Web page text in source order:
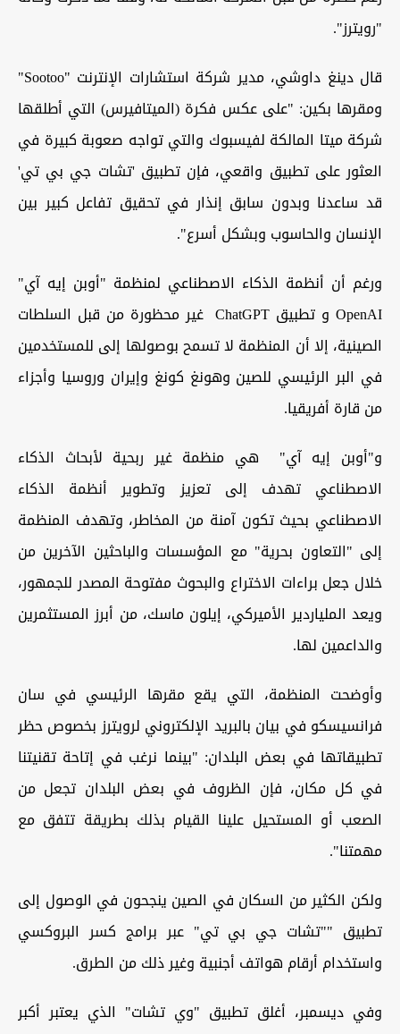
"رويترز".
قال دينغ داوشي، مدير شركة استشارات الإنترنت "Sootoo"
ومقرها بكين: "على عكس فكرة (الميتافيرس) التي أطلقها
شركة ميتا المالكة لفيسبوك والتي تواجه صعوبة كبيرة في
العثور على تطبيق واقعي، فإن تطبيق 'تشات جي بي تي'
قد ساعدنا وبدون سابق إنذار في تحقيق تفاعل كبير بين
الإنسان والحاسوب وبشكل أسرع".
ورغم أن أنظمة الذكاء الاصطناعي لمنظمة "أوبن إيه آي"
OpenAI و تطبيق ChatGPT غير محظورة من قبل السلطات
الصينية، إلا أن المنظمة لا تسمح بوصولها إلى للمستخدمين
في البر الرئيسي للصين وهونغ كونغ وإيران وروسيا وأجزاء
من قارة أفريقيا.
و"أوبن إيه آي" هي منظمة غير ربحية لأبحاث الذكاء
الاصطناعي تهدف إلى تعزيز وتطوير أنظمة الذكاء
الاصطناعي بحيث تكون آمنة من المخاطر، وتهدف المنظمة
إلى "التعاون بحرية" مع المؤسسات والباحثين الآخرين من
خلال جعل براءات الاختراع والبحوث مفتوحة المصدر للجمهور،
ويعد الملياردير الأميركي، إيلون ماسك، من أبرز المستثمرين
والداعمين لها.
وأوضحت المنظمة، التي يقع مقرها الرئيسي في سان
فرانسيسكو في بيان بالبريد الإلكتروني لرويترز بخصوص حظر
تطبيقاتها في بعض البلدان: "بينما نرغب في إتاحة تقنيتنا
في كل مكان، فإن الظروف في بعض البلدان تجعل من
الصعب أو المستحيل علينا القيام بذلك بطريقة تتفق مع
مهمتنا".
ولكن الكثير من السكان في الصين ينجحون في الوصول إلى
تطبيق ""تشات جي بي تي" عبر برامج كسر البروكسي
واستخدام أرقام هواتف أجنبية وغير ذلك من الطرق.
وفي ديسمبر، أغلق تطبيق "وي تشات" الذي يعتبر أكبر